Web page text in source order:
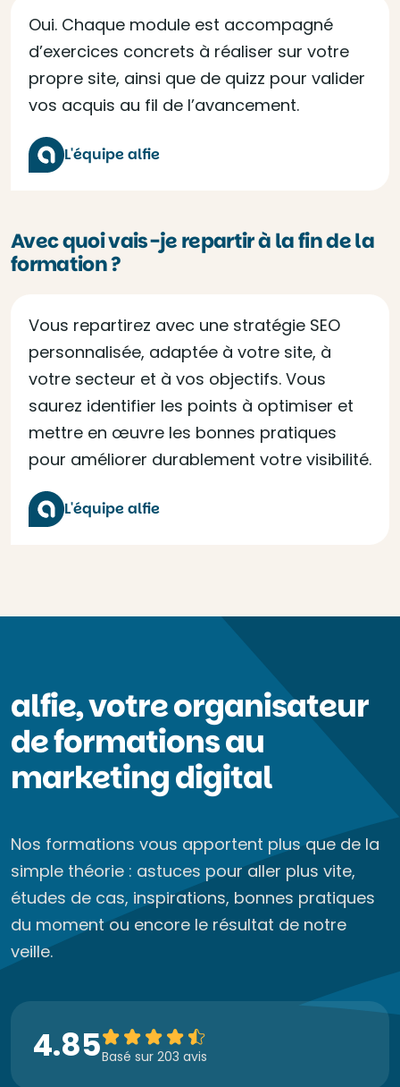
Oui. Chaque module est accompagné
d’exercices concrets à réaliser sur votre
propre site, ainsi que de quizz pour valider
vos acquis au fil de l’avancement.
L'équipe alfie
Avec quoi vais-je repartir à la fin de la
formation ?
Vous repartirez avec une stratégie SEO
personnalisée, adaptée à votre site, à
votre secteur et à vos objectifs. Vous
saurez identifier les points à optimiser et
mettre en œuvre les bonnes pratiques
pour améliorer durablement votre visibilité.
L'équipe alfie
alfie, votre organisateur
de formations au
marketing digital
Nos formations vous apportent plus que de la
simple théorie : astuces pour aller plus vite,
études de cas, inspirations, bonnes pratiques
du moment ou encore le résultat de notre
veille.
4.85Basé sur 203 avis